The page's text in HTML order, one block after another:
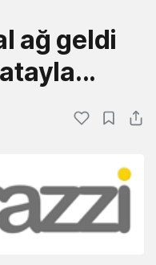
ağ geldi